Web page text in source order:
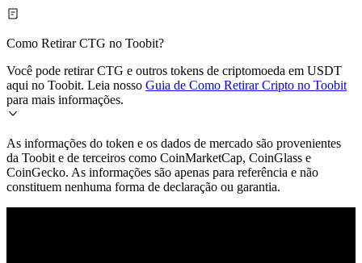
Como Retirar CTG no Toobit?
Você pode retirar CTG e outros tokens de criptomoeda em USDT
aqui no Toobit. Leia nosso Guia de Como Retirar Cripto no Toobit
para mais informações.
As informações do token e os dados de mercado são provenientes
da Toobit e de terceiros como CoinMarketCap, CoinGlass e
CoinGecko. As informações são apenas para referência e não
constituem nenhuma forma de declaração ou garantia.